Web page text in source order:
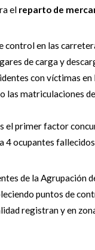
el reparto de
control en las
de carga y
con víctimas
las matriculaciones
el primer factor
4 ocupantes
de la Agrupación
puntos de
registran y en